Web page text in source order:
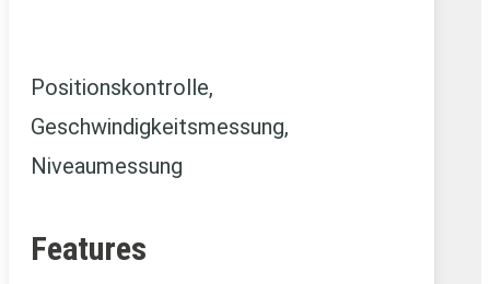
Positionskontrolle,
Geschwindigkeitsmessung,
Niveaumessung
Features